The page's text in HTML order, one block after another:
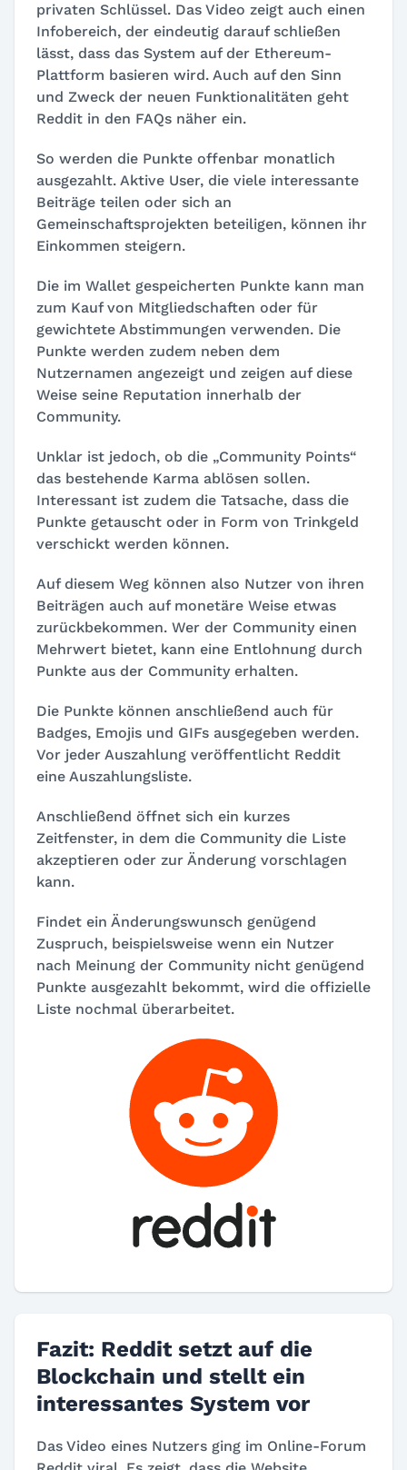
privaten Schlüssel. Das Video zeigt auch einen
Infobereich, der eindeutig darauf schließen
lässt, dass das System auf der Ethereum-
Plattform basieren wird. Auch auf den Sinn
und Zweck der neuen Funktionalitäten geht
Reddit in den FAQs näher ein.
So werden die Punkte offenbar monatlich
ausgezahlt. Aktive User, die viele interessante
Beiträge teilen oder sich an
Gemeinschaftsprojekten beteiligen, können ihr
Einkommen steigern.
Die im Wallet gespeicherten Punkte kann man
zum Kauf von Mitgliedschaften oder für
gewichtete Abstimmungen verwenden. Die
Punkte werden zudem neben dem
Nutzernamen angezeigt und zeigen auf diese
Weise seine Reputation innerhalb der
Community.
Unklar ist jedoch, ob die „Community Points“
das bestehende Karma ablösen sollen.
Interessant ist zudem die Tatsache, dass die
Punkte getauscht oder in Form von Trinkgeld
verschickt werden können.
Auf diesem Weg können also Nutzer von ihren
Beiträgen auch auf monetäre Weise etwas
zurückbekommen. Wer der Community einen
Mehrwert bietet, kann eine Entlohnung durch
Punkte aus der Community erhalten.
Die Punkte können anschließend auch für
Badges, Emojis und GIFs ausgegeben werden.
Vor jeder Auszahlung veröffentlicht Reddit
eine Auszahlungsliste.
Anschließend öffnet sich ein kurzes
Zeitfenster, in dem die Community die Liste
akzeptieren oder zur Änderung vorschlagen
kann.
Findet ein Änderungswunsch genügend
Zuspruch, beispielsweise wenn ein Nutzer
nach Meinung der Community nicht genügend
Punkte ausgezahlt bekommt, wird die offizielle
Liste nochmal überarbeitet.
Fazit: Reddit setzt auf die
Blockchain und stellt ein
interessantes System vor
Das Video eines Nutzers ging im Online-Forum